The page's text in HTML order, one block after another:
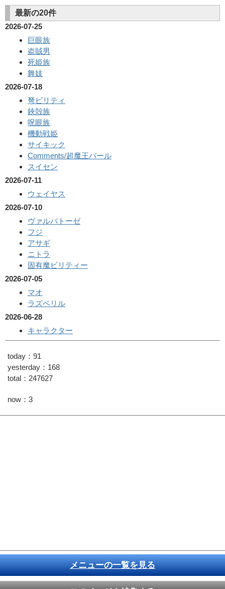
最新の20件
2026-07-25
巨眼族
盗賊男
死姫族
舞妓
2026-07-18
弩ビリティ
鋏殻族
呪眼族
機動戦姫
サイキック
Comments/超魔王バール
スイセン
2026-07-11
ウェイヤス
2026-07-10
ヴァルバトーゼ
フジ
アサギ
ニトラ
固有魔ビリティー
2026-07-05
マオ
ラズベリル
2026-06-28
キャラクター
today：91
yesterday：168
total：247627
now：3
メニューの一覧を見る